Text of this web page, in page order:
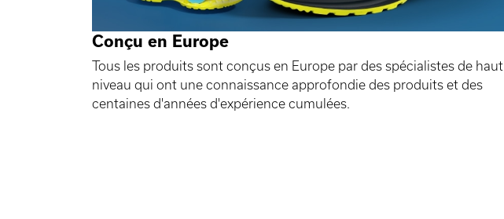
Conçu en Europe
Tous les produits sont conçus en Europe par des spécialistes de haut
niveau qui ont une connaissance approfondie des produits et des
centaines d'années d'expérience cumulées.